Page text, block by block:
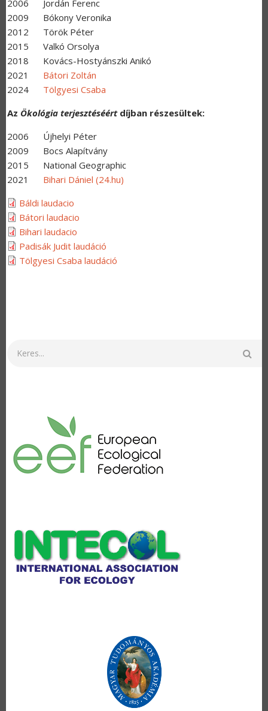
2006 Jordán Ferenc
2009 Bókony Veronika
2012 Török Péter
2015 Valkó Orsolya
2018 Kovács-Hostyánszki Anikó
2021 Bátori Zoltán
2024 Tölgyesi Csaba
Az Ökológia terjesztéséért díjban részesültek:
2006 Újhelyi Péter
2009 Bocs Alapítvány
2015 National Geographic
2021 Bihari Dániel (24.hu)
Báldi laudacio
Bátori laudacio
Bihari laudacio
Padisák Judit laudáció
Tölgyesi Csaba laudáció